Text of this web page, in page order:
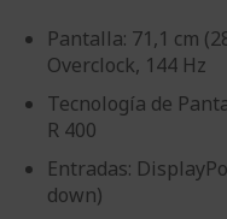
Pantalla: 71,1 cm
Overclock, 144 Hz
Tecnología de
R 400
Entradas:
down)